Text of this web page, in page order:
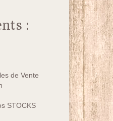
:
de Vente
STOCKS